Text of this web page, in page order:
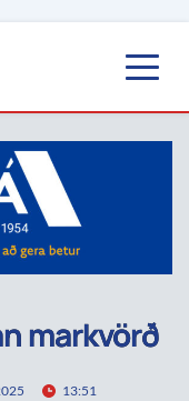
markvörð
13:51